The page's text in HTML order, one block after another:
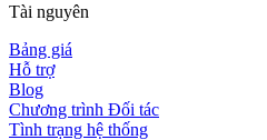
Tài nguyên
Bảng giá
Hỗ trợ
Blog
Chương trình Đối tác
Tình trạng hệ thống